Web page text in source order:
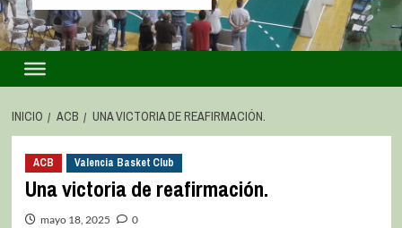
INICIO ACB UNA VICTORIA DE REAFIRMACIÓN.
ACB Valencia Basket Club
Una victoria de reafirmación.
mayo 18, 2025 0